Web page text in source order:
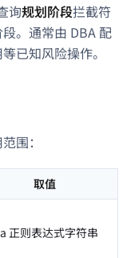
询规划阶段拦截符
。通常由 DBA 配
已知风险操作。
围：
取值
正则表达式字符串